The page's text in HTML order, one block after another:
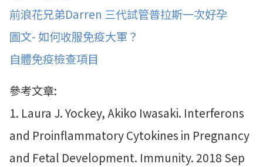
前浪花兄弟Darren 三代試管普拉斯一次好孕
圖文- 如何收服免疫大軍？
自體免疫檢查項目
參考文章:
1. Laura J. Yockey, Akiko Iwasaki. Interferons
and Proinflammatory Cytokines in Pregnancy
and Fetal Development. Immunity. 2018 Sep